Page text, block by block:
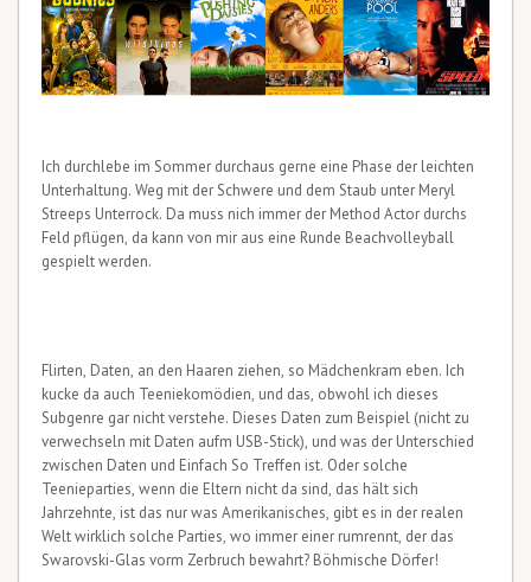
Ich durchlebe im Sommer durchaus gerne eine Phase der leichten
Unterhaltung. Weg mit der Schwere und dem Staub unter Meryl
Streeps Unterrock. Da muss nich immer der Method Actor durchs
Feld pflügen, da kann von mir aus eine Runde Beachvolleyball
gespielt werden.
Flirten, Daten, an den Haaren ziehen, so Mädchenkram eben. Ich
kucke da auch Teeniekomödien, und das, obwohl ich dieses
Subgenre gar nicht verstehe. Dieses Daten zum Beispiel (nicht zu
verwechseln mit Daten aufm USB-Stick), und was der Unterschied
zwischen Daten und Einfach So Treffen ist. Oder solche
Teenieparties, wenn die Eltern nicht da sind, das hält sich
Jahrzehnte, ist das nur was Amerikanisches, gibt es in der realen
Welt wirklich solche Parties, wo immer einer rumrennt, der das
Swarovski-Glas vorm Zerbruch bewahrt? Böhmische Dörfer!